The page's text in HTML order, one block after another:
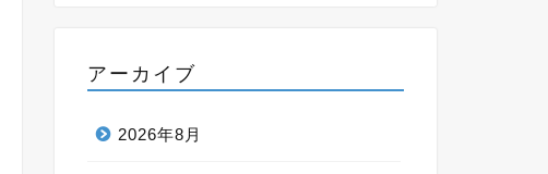
アーカイブ
2026年8月